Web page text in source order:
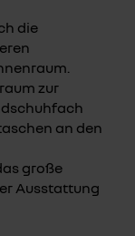
die
zur
an den
große
Ausstattung